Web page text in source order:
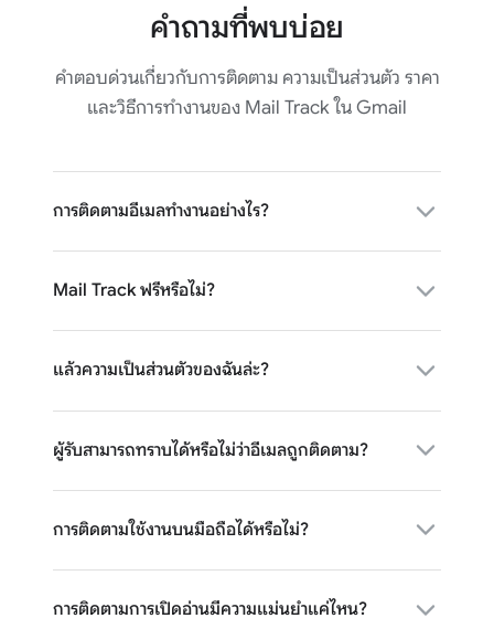
คำถามที่พบบ่อย
คำตอบด่วนเกี่ยวกับการติดตาม ความเป็นส่วนตัว ราคา
และวิธีการทำงานของ Mail Track ใน Gmail
การติดตามอีเมลทำงานอย่างไร?
Mail Track ฟรีหรือไม่?
แล้วความเป็นส่วนตัวของฉันล่ะ?
ผู้รับสามารถทราบได้หรือไม่ว่าอีเมลถูกติดตาม?
การติดตามใช้งานบนมือถือได้หรือไม่?
การติดตามการเปิดอ่านมีความแม่นยำแค่ไหน?